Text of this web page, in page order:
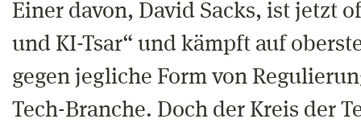
Einer davon, David Sacks, ist jetzt
und KI-Tsar“ und kämpft auf
gegen jegliche Form von
Tech-Branche. Doch der Kreis der